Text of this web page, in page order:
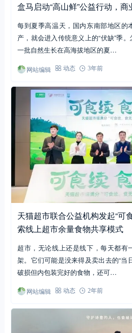
盒马启动“高山鲜”公益行动，
每到夏季高温天，国内东南部地区的
产，就会进入传统意义上的“伏缺”季
一批自然生长在高海拔地区的夏…
网站编辑 动态 3年前
天猫超市联合公益机构发起“可
索线上超市余量食物共享模式
超市，无论线上还是线下，每天都有
架。它们可能是没来得及卖出去的“当
破损但内包装完好的食物，还可…
网站编辑 动态 2年前